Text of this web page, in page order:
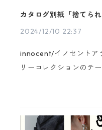
カタログ別紙「捨てられ
2024/12/10 22:37
innocent/イノセントア
リーコレクションのテ
ト」は無邪気さや純粋